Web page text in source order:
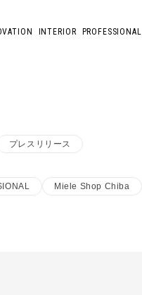
INTERIOR PROFESSIONAL
プレスリリース
Miele Shop Chiba